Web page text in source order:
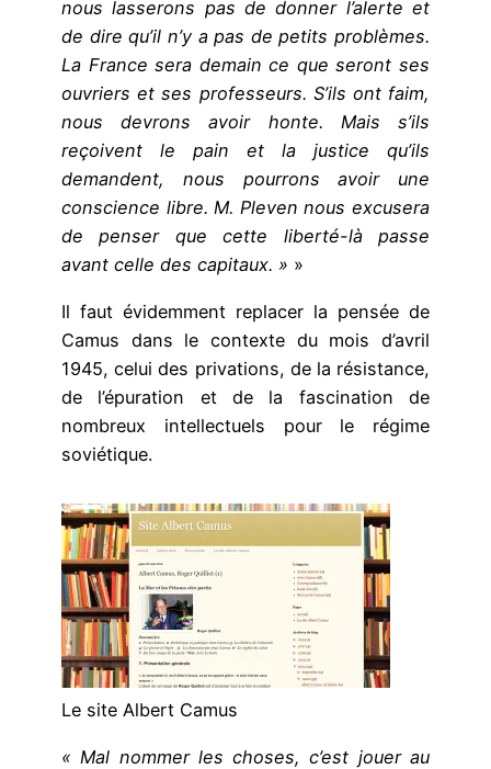
nous lasserons pas de donner l’alerte et
de dire qu’il n’y a pas de petits problèmes.
La France sera demain ce que seront ses
ouvriers et ses professeurs. S’ils ont faim,
nous devrons avoir honte. Mais s’ils
reçoivent le pain et la justice qu’ils
demandent, nous pourrons avoir une
conscience libre. M. Pleven nous excusera
de penser que cette liberté-là passe
avant celle des capitaux. » »
Il faut évidemment replacer la pensée de
Camus dans le contexte du mois d’avril
1945, celui des privations, de la résistance,
de l’épuration et de la fascination de
nombreux intellectuels pour le régime
soviétique.
Le site Albert Camus
« Mal nommer les choses, c’est jouer au